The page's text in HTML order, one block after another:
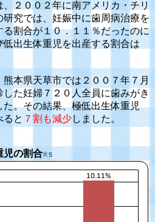
２００２年に南アメリカ・チリ
究では、妊娠中に歯周病治療を
割合が１０．１１％だったのに
出生体重児を出産する割合は
本県天草市では２００７年７月
た妊婦７２０人全員に歯みがき
。その結果、極低出生体重児
ると ７割も減少しました。
児の割合※５